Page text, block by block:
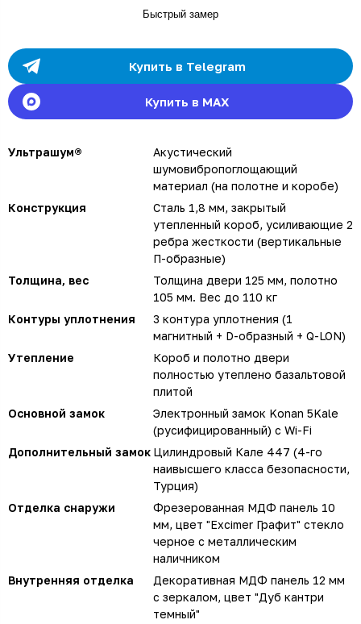
Быстрый замер
Купить в Telegram
Купить в MAX
Ультрашум®
Акустический
шумовибропоглощающий
материал (на полотне и коробе)
Конструкция
Сталь 1,8 мм, закрытый
утепленный короб, усиливающие 2
ребра жесткости (вертикальные
П-образные)
Толщина, вес
Толщина двери 125 мм, полотно
105 мм. Вес до 110 кг
Контуры уплотнения
3 контура уплотнения (1
магнитный + D-образный + Q-LON)
Утепление
Короб и полотно двери
полностью утеплено базальтовой
плитой
Основной замок
Электронный замок Konan 5Kale
(русифицированный) с Wi-Fi
Дополнительный замок Цилиндровый Кале 447 (4-го
наивысшего класса безопасности,
Турция)
Отделка снаружи
Фрезерованная МДФ панель 10
мм, цвет "Excimer Графит" стекло
черное с металлическим
наличником
Внутренняя отделка
Декоративная МДФ панель 12 мм
с зеркалом, цвет "Дуб кантри
темный"